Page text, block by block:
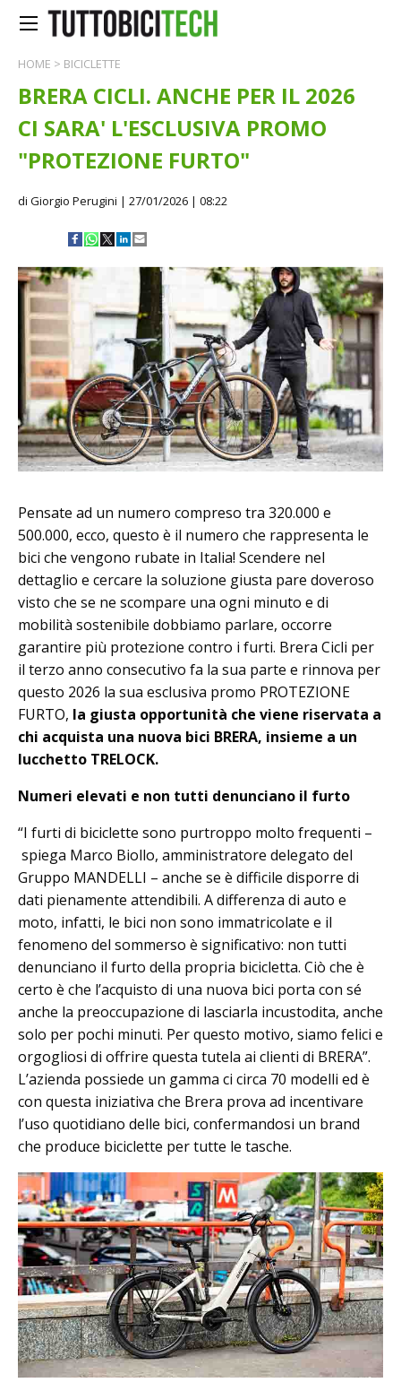
HOME > BICICLETTE
BRERA CICLI. ANCHE PER IL 2026
CI SARA' L'ESCLUSIVA PROMO
"PROTEZIONE FURTO"
di Giorgio Perugini | 27/01/2026 | 08:22
Pensate ad un numero compreso tra 320.000 e
500.000, ecco, questo è il numero che rappresenta le
bici che vengono rubate in Italia! Scendere nel
dettaglio e cercare la soluzione giusta pare doveroso
visto che se ne scompare una ogni minuto e di
mobilità sostenibile dobbiamo parlare, occorre
garantire più protezione contro i furti. Brera Cicli per
il terzo anno consecutivo fa la sua parte e rinnova per
questo 2026 la sua esclusiva promo PROTEZIONE
FURTO, la giusta opportunità che viene riservata a
chi acquista una nuova bici BRERA, insieme a un
lucchetto TRELOCK.
Numeri elevati e non tutti denunciano il furto
“I furti di biciclette sono purtroppo molto frequenti –
spiega Marco Biollo, amministratore delegato del
Gruppo MANDELLI – anche se è difficile disporre di
dati pienamente attendibili. A differenza di auto e
moto, infatti, le bici non sono immatricolate e il
fenomeno del sommerso è significativo: non tutti
denunciano il furto della propria bicicletta. Ciò che è
certo è che l’acquisto di una nuova bici porta con sé
anche la preoccupazione di lasciarla incustodita, anche
solo per pochi minuti. Per questo motivo, siamo felici e
orgogliosi di offrire questa tutela ai clienti di BRERA”.
L’azienda possiede un gamma ci circa 70 modelli ed è
con questa iniziativa che Brera prova ad incentivare
l’uso quotidiano delle bici, confermandosi un brand
che produce biciclette per tutte le tasche.